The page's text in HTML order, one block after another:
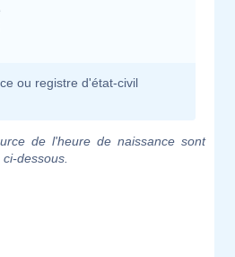
ou registre d'état-civil
de l'heure de naissance sont
ci-dessous.